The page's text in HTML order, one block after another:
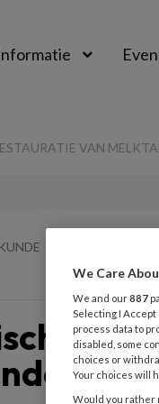
VAN
We Care
We and our887
Selecting I
process data to
disabled, some
choices or
Your choices will
Would you rather